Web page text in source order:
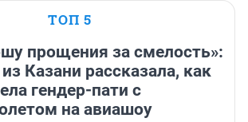
ТОП 5
прощения за смелость»:
Казани рассказала, как
гендер-пати с
на авиашоу